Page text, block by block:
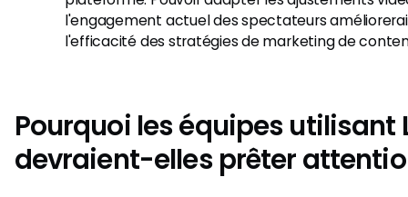
l'engagement actuel des spectateurs
l'efficacité des stratégies de marketing de
Pourquoi les équipes utilisant
devraient-elles prêter